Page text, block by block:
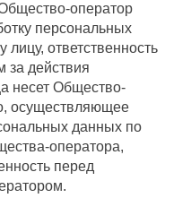
оператор
персональных
лицу, ответственность
за действия
несет Общество-
осуществляющее
данных по
оператора,
перед